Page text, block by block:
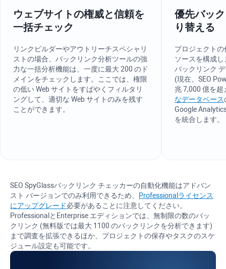
ウェブサイトの権威と信頼を
一括チェック
リンクビルダーやアウトリーチスペシャリ
ストの場合、バックリンク分析ツールの強
力な一括分析機能は、一度に最大 200 のド
メインをチェックします。ここでは、権限
の低い Web サイトをすばやくフィルタリ
ングして、適切な Web サイトのみを残す
ことができます。
優先バッ
り替える
プロジェクト
ソースを構成し
バックリンク
(現在、SEO
兆 7,000 億を
なデータベース
Google
を統合します。
SEO SpyGlassバックリンク チェッカーの自動化機能はアドバン
スト バージョンでのみ利用できるため、
Professional ライセンス
にアップグレード必要があることに注意してください。
Professional と Enterprise エディションでは、無制限の数のバッ
クリンク (無料版では最大 1100 のバックリンクを分析できます)
まで調査を拡張できるほか、プロジェクトの保存やタスクのスケ
ジュール設定も可能です。